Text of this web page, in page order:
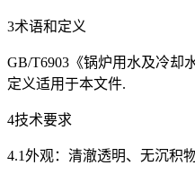
3术语和定义
GB/T6903《锅炉用水及冷却
定义适用于本文件.
4技术要求
4.1外观：清澈透明、无沉积